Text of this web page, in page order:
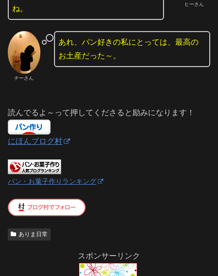
ヒーさん
ね。
チーさん
あれ、パン好きの私にとっては、最高の
お土産だった～。
読んでるよ～って押してくださると励みになります！
にほんブログ村
パン・お菓子作りランキング
ありま日常
スポンサーリンク